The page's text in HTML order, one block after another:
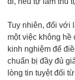
Tuy nhiên, đối với
một việc không
kinh nghiệm để
chuẩn bị đầy đủ
lòng tin tuyệt đối